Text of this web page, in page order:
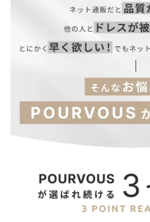
【当店のサイズガイドはこちら→】